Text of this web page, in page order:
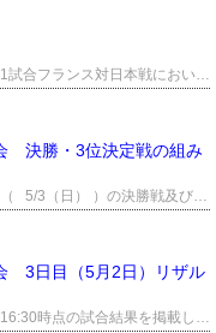
2026ジャパンパラ車いすラグビー競技大会の第11試合フランス対日本戦において、 スコアに誤りがございました。 誠に申し訳ございません。 お詫びして以下の通り訂正させていただきます。 2026JPWRリザルト 3日目（5月2日）リザルト（0503_0830現在）.pdf 誤）フランス 34点 対 日本 50点 正）フランス 34点 対 日本 55点
決勝・3位決定戦の組み
2026ジャパンパラ車いすラグビー競技大会4日目（ 5/3（日） ）の決勝戦及び3位決定戦の組み合わせについてお知らせします。 20260503_対戦カード_match-up card.pdf
3日目（5月2日）リザル
2026ジャパンパラ車いすラグビー競技大会3日目16:30時点の試合結果を掲載します。 ※こちらの結果については、5月3日の「第11試合のスコアの訂正について」のニュースをご参照ください。